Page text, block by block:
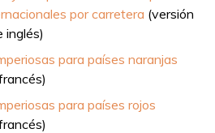
por carretera (versión
inglés)
para países naranjas
para países rojos